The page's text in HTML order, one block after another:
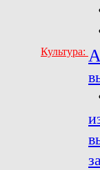
Культура: